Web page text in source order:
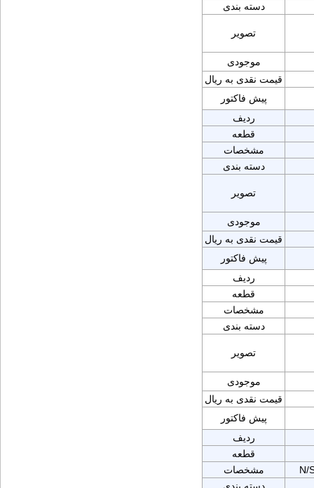
دسته بندی
تصویر
موجودی
قیمت نقدی به ریال
پیش فاکتور
ردیف
قطعه
مشخصات
دسته بندی
تصویر
موجودی
قیمت نقدی به ریال
پیش فاکتور
ردیف
قطعه
مشخصات
دسته بندی
تصویر
موجودی
قیمت نقدی به ریال
پیش فاکتور
ردیف
قطعه
مشخصات
N/